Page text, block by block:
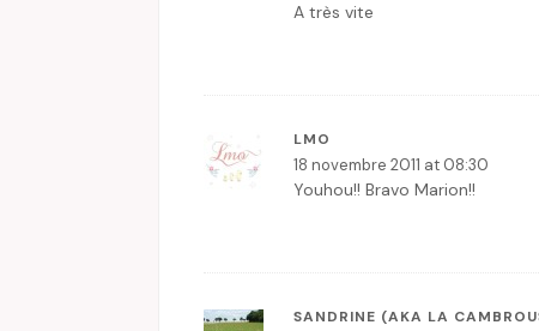
A très vite
LMO
18 novembre 2011 at 08:30
Youhou!! Bravo Marion!!
SANDRINE (AKA LA